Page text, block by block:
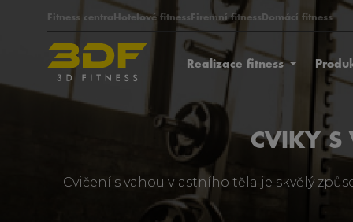
Fitness centra Hotelové fitness Firemní fitness Domácí fitness
Realizace fitness
CVIKY S
Cvičení s vahou vlastního těla je skvělý